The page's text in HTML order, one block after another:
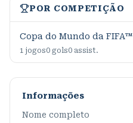
POR COMPETIÇÃO
Copa do Mundo da FIFA™
1 jogos0 gols0 assist.
Informações
Nome completo